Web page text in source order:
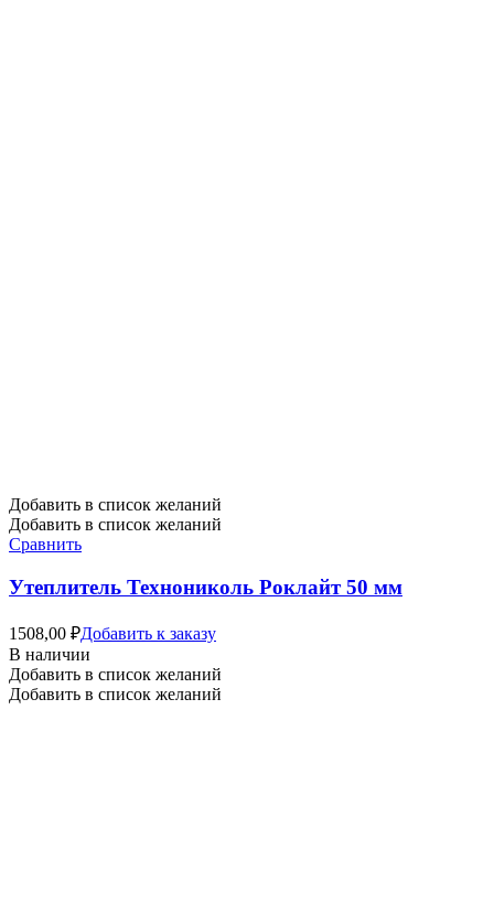
Добавить в список желаний
Добавить в список желаний
Сравнить
Утеплитель Технониколь Роклайт 50 мм
1508,00 ₽Добавить к заказу
В наличии
Добавить в список желаний
Добавить в список желаний